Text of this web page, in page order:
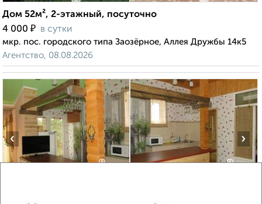
Дом 52м², 2-этажный, посуточно
4 000 ₽ в сутки
мкр. пос. городского типа Заозёрное, Аллея Дружбы 14к5
Агентство, 08.08.2026
‹ ›